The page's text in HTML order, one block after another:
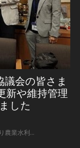
議会の皆さま
新や維持管理
した
農業水利...